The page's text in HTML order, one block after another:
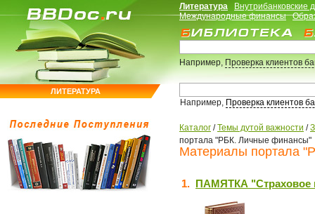
ЛИТЕРАТУРА
Литература
Внутрибанковские
Международные финансы
Например,Проверка клиентов
Например, Проверка клиентов
Каталог /Темы дутой важности /
портала "РБК. Личные финансы"
Материалы портала
1. ПАМЯТКА "Страховое